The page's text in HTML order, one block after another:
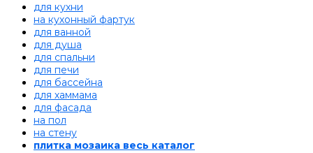
для кухни
на кухонный фартук
для ванной
для душа
для спальни
для печи
для бассейна
для хаммама
для фасада
на пол
на стену
плитка мозаика весь каталог